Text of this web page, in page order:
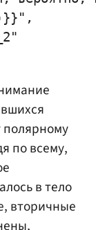
полярному
по всему,
в тело
вторичные